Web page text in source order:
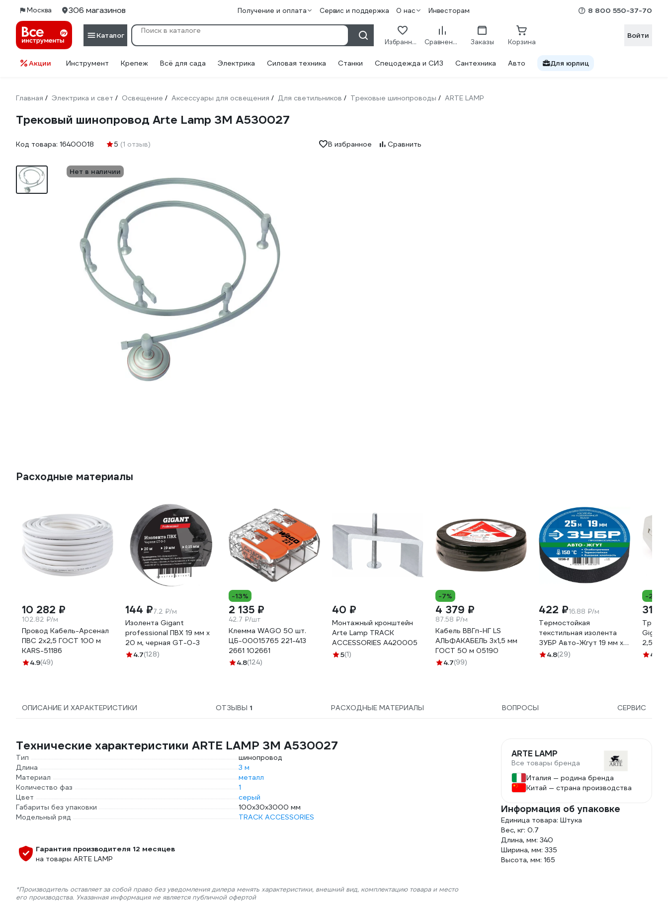
Москва 306 магазинов Получение и оплата Сервис и поддержка О нас Инвесторам 8 800 550-37-70
Каталог
Избранное Сравнение Заказы Корзина
Войти
Акции Инструмент Крепеж Всё для сада Электрика Силовая техника Станки Спецодежда и СИЗ Сантехника Авто Для юрлиц
Главная / Электрика и свет / Освещение / Аксессуары для освещения / Для светильников / Трековые шинопроводы / ARTE LAMP
Трековый шинопровод Arte Lamp 3M A530027
Код товара: 16400018 5 (1 отзыв) В избранное Сравнить
Нет в наличии
Расходные материалы
10 282 ₽
102.82 ₽/м
Провод Кабель-Арсенал
ПВС 2х2,5 ГОСТ 100 м
KARS-51186
4.9(49)
144 ₽7.2 ₽/м
Изолента Gigant
professional ПВХ 19 мм х
20 м, черная GT-0-3
4.7(128)
-13%
2 135 ₽
42.7 ₽/шт
Клемма WAGO 50 шт.
ЦБ-00015765 221-413
2661 102661
4.8(124)
40 ₽
Монтажный кронштейн
Arte Lamp TRACK
ACCESSORIES A420005
5(1)
-7%
4 379 ₽
87.58 ₽/м
Кабель ВВГп-НГ LS
АЛЬФАКАБЕЛЬ 3х1,5 мм
ГОСТ 50 м 05190
4.7(99)
422 ₽16.88 ₽/м
Термостойкая
текстильная изолента
ЗУБР Авто-Жгут 19 мм х
25 м 1236-2
4.8(29)
-28%
315 ₽
204.7
ОПИСАНИЕ И ХАРАКТЕРИСТИКИ ОТЗЫВЫ 1 РАСХОДНЫЕ МАТЕРИАЛЫ ВОПРОСЫ СЕРВИС
Технические характеристики ARTE LAMP 3M A530027
Тип
шинопровод
Длина
3 м
Материал
металл
Количество фаз
1
Цвет
серый
Габариты без упаковки
100х30х3000 мм
Модельный ряд
TRACK ACCESSORIES
Гарантия производителя 12 месяцев
на товары ARTE LAMP
*Производитель оставляет за собой право без уведомления дилера менять характеристики, внешний вид, комплектацию товара и место
его производства. Указанная информация не является публичной офертой
ARTE LAMP
Все товары бренда
Италия — родина бренда
Китай — страна производства
Информация об упаковке
Единица товара: Штука
Вес, кг: 0.7
Длина, мм: 340
Ширина, мм: 335
Высота, мм: 165